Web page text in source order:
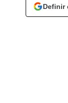
Definir